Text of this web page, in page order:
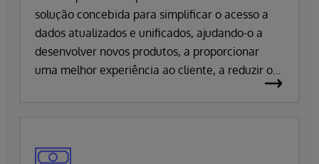
solução concebida para simplificar o acesso a
dados atualizados e unificados, ajudando-o a
desenvolver novos produtos, a proporcionar
uma melhor experiência ao cliente, a reduzir os